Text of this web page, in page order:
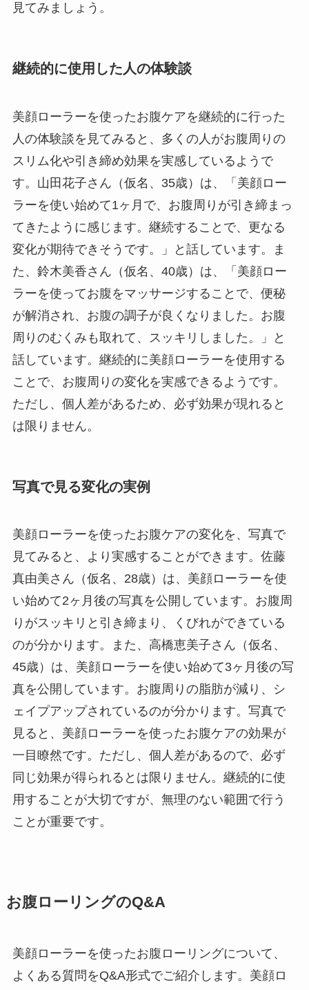
見てみましょう。
継続的に使用した人の体験談
美顔ローラーを使ったお腹ケアを継続的に行った
人の体験談を見てみると、多くの人がお腹周りの
スリム化や引き締め効果を実感しているようで
す。山田花子さん（仮名、35歳）は、「美顔ロー
ラーを使い始めて1ヶ月で、お腹周りが引き締まっ
てきたように感じます。継続することで、更なる
変化が期待できそうです。」と話しています。ま
た、鈴木美香さん（仮名、40歳）は、「美顔ロー
ラーを使ってお腹をマッサージすることで、便秘
が解消され、お腹の調子が良くなりました。お腹
周りのむくみも取れて、スッキリしました。」と
話しています。継続的に美顔ローラーを使用する
ことで、お腹周りの変化を実感できるようです。
ただし、個人差があるため、必ず効果が現れると
は限りません。
写真で見る変化の実例
美顔ローラーを使ったお腹ケアの変化を、写真で
見てみると、より実感することができます。佐藤
真由美さん（仮名、28歳）は、美顔ローラーを使
い始めて2ヶ月後の写真を公開しています。お腹周
りがスッキリと引き締まり、くびれができている
のが分かります。また、高橋恵美子さん（仮名、
45歳）は、美顔ローラーを使い始めて3ヶ月後の写
真を公開しています。お腹周りの脂肪が減り、シ
ェイプアップされているのが分かります。写真で
見ると、美顔ローラーを使ったお腹ケアの効果が
一目瞭然です。ただし、個人差があるので、必ず
同じ効果が得られるとは限りません。継続的に使
用することが大切ですが、無理のない範囲で行う
ことが重要です。
お腹ローリングのQ&A
美顔ローラーを使ったお腹ローリングについて、
よくある質問をQ&A形式でご紹介します。美顔ロ